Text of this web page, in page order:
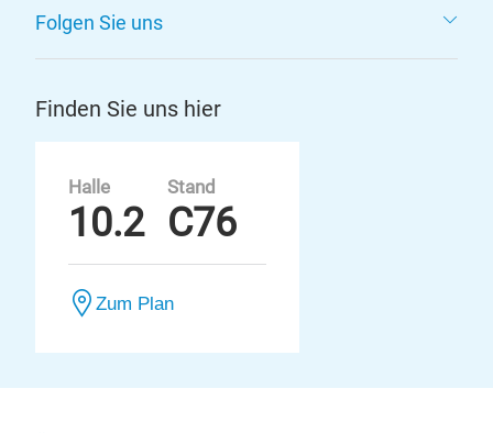
Folgen Sie uns
Finden Sie uns hier
Halle
10.2
Stand
C76
Zum Plan